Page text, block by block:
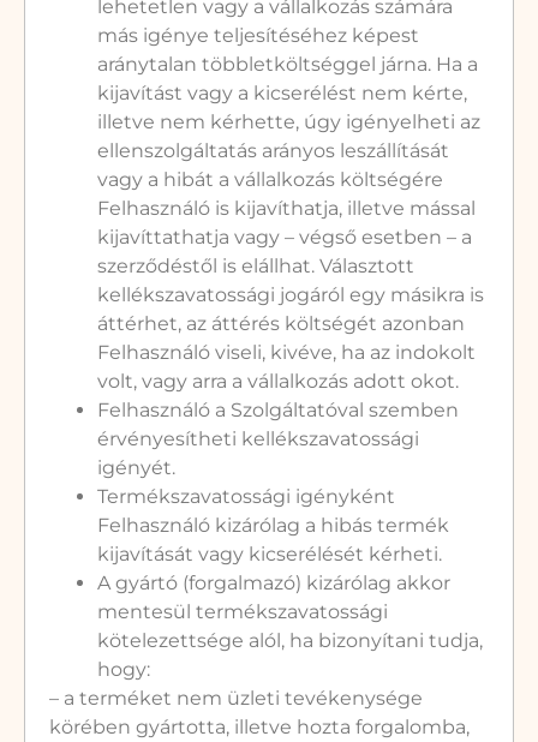
lehetetlen vagy a vállalkozás számára
más igénye teljesítéséhez képest
aránytalan többletköltséggel járna. Ha a
kijavítást vagy a kicserélést nem kérte,
illetve nem kérhette, úgy igényelheti az
ellenszolgáltatás arányos leszállítását
vagy a hibát a vállalkozás költségére
Felhasználó is kijavíthatja, illetve mással
kijavíttathatja vagy – végső esetben – a
szerződéstől is elállhat. Választott
kellékszavatossági jogáról egy másikra is
áttérhet, az áttérés költségét azonban
Felhasználó viseli, kivéve, ha az indokolt
volt, vagy arra a vállalkozás adott okot.
Felhasználó a Szolgáltatóval szemben
érvényesítheti kellékszavatossági
igényét.
Termékszavatossági igényként
Felhasználó kizárólag a hibás termék
kijavítását vagy kicserélését kérheti.
A gyártó (forgalmazó) kizárólag akkor
mentesül termékszavatossági
kötelezettsége alól, ha bizonyítani tudja,
hogy:
– a terméket nem üzleti tevékenysége
körében gyártotta, illetve hozta forgalomba,